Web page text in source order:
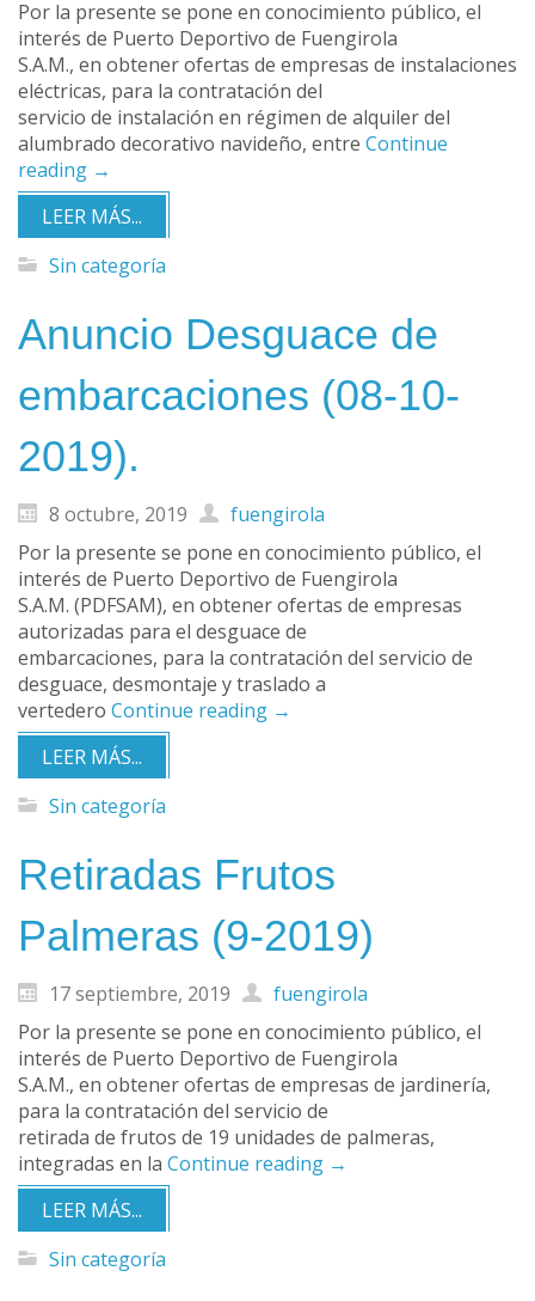
Por la presente se pone en conocimiento público, el
interés de Puerto Deportivo de Fuengirola
S.A.M., en obtener ofertas de empresas de instalaciones
eléctricas, para la contratación del
servicio de instalación en régimen de alquiler del
alumbrado decorativo navideño, entre Continue
reading →
LEER MÁS...
Sin categoría
Anuncio Desguace de
embarcaciones (08-10-
2019).
8 octubre, 2019
fuengirola
Por la presente se pone en conocimiento público, el
interés de Puerto Deportivo de Fuengirola
S.A.M. (PDFSAM), en obtener ofertas de empresas
autorizadas para el desguace de
embarcaciones, para la contratación del servicio de
desguace, desmontaje y traslado a
vertedero Continue reading →
LEER MÁS...
Sin categoría
Retiradas Frutos
Palmeras (9-2019)
17 septiembre, 2019
fuengirola
Por la presente se pone en conocimiento público, el
interés de Puerto Deportivo de Fuengirola
S.A.M., en obtener ofertas de empresas de jardinería,
para la contratación del servicio de
retirada de frutos de 19 unidades de palmeras,
integradas en la Continue reading →
LEER MÁS...
Sin categoría